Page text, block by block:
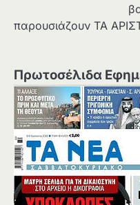
παρουσιάζουν ΤΑ
Πρωτοσέλιδα